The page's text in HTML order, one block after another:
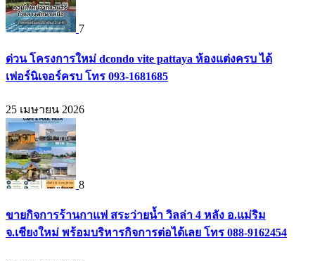
7
ด่วน โครงการใหม่ dcondo vite pattaya ห้องแต่งครบ ได้
เฟอร์นิเจอร์ครบ โทร 093-1681685
25 เมษายน 2026
8
ขายกิจการร้านกาแฟ สระว่ายน้ำ วิลล่า 4 หลัง อ.แม่ริม
จ.เชียงใหม่ พร้อมบริหารกิจการต่อได้เลย โทร 088-9162454